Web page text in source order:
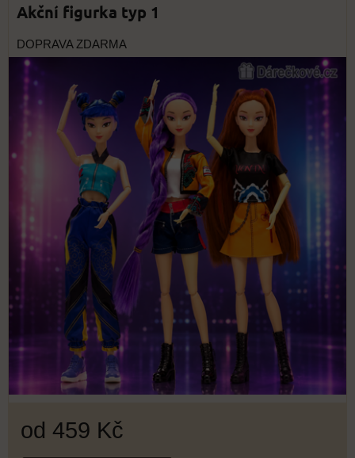
Akční figurka typ 1
DOPRAVA ZDARMA
od 459 Kč